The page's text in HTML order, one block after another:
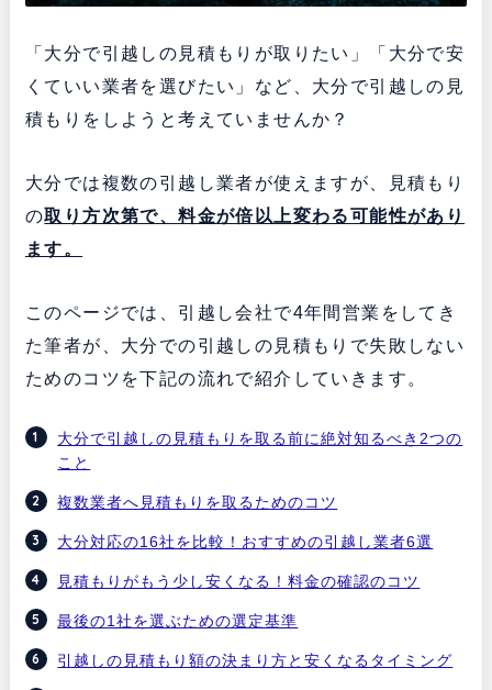
「大分で引越しの見積もりが取りたい」「大分で安
くていい業者を選びたい」など、大分で引越しの見
積もりをしようと考えていませんか？
大分では複数の引越し業者が使えますが、見積もり
の取り方次第で、料金が倍以上変わる可能性があり
ます。
このページでは、引越し会社で4年間営業をしてき
た筆者が、大分での引越しの見積もりで失敗しない
ためのコツを下記の流れで紹介していきます。
大分で引越しの見積もりを取る前に絶対知るべき2つの
こと
複数業者へ見積もりを取るためのコツ
大分対応の16社を比較！おすすめの引越し業者6選
見積もりがもう少し安くなる！料金の確認のコツ
最後の1社を選ぶための選定基準
引越しの見積もり額の決まり方と安くなるタイミング